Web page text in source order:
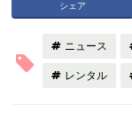
シェア
ニュース
レンタル